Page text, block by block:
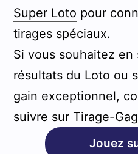
Super Loto pour
tirages spéciaux.
Si vous souhaitez en
résultats du Loto ou
gain exceptionnel,
suivre sur Tirage-
Jouez